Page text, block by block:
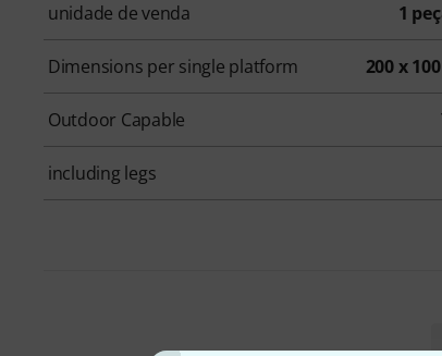
unidade de venda 1
Dimensions per single platform 200 x
Outdoor Capable
including legs